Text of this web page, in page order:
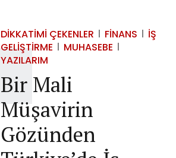
DIKKATIMI ÇEKENLER FINANS
İŞ
GELIŞTIRME
MUHASEBE
YAZILARIM
Bir Mali
Müşavirin
Gözünden